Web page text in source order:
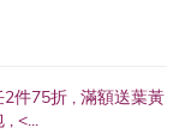
件75折 , 滿額送葉黃
, <...